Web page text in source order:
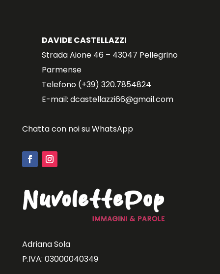
DAVIDE CASTELLAZZI
Strada Aione 46 – 43047 Pellegrino
Parmense
Telefono (+39) 320.7854824
E-mail: dcastellazzi66@gmail.com
Chatta con noi su WhatsApp
Adriana Sola
P.IVA: 03000040349